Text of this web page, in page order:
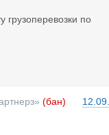
грузоперевозки по
(бан)